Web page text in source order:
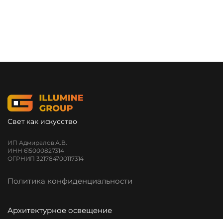
Свет как искусство
ИП Адмиралов А.В.
ИНН 615000827314
ОГРНИП 321784700117314
Политика конфиденциальности
Архитектурное освещение